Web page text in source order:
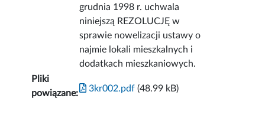
grudnia 1998 r. uchwala
niniejszą REZOLUCJĘ w
sprawie nowelizacji ustawy o
najmie lokali mieszkalnych i
dodatkach mieszkaniowych.
Pliki
powiązane:
3kr002.pdf (48.99 kB)